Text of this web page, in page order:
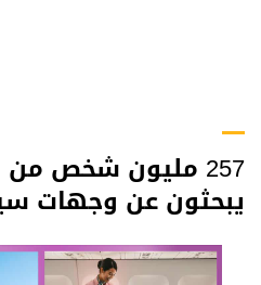
257 مليون شخص
يبحثون عن وجهات